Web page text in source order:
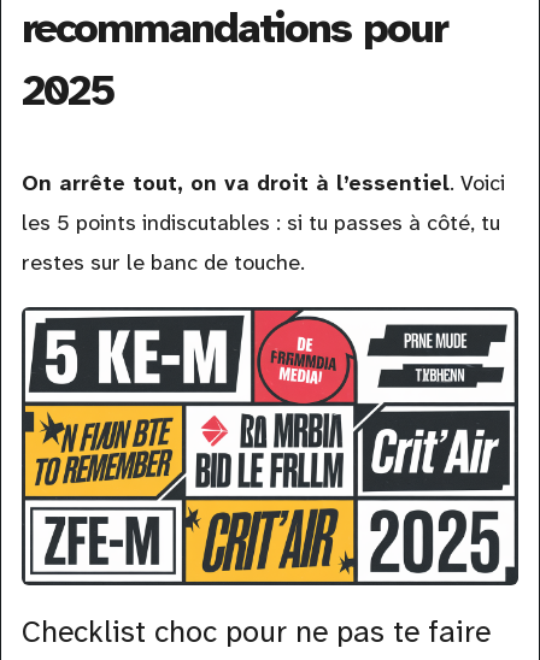
recommandations pour
2025
On arrête tout, on va droit à l’essentiel. Voici
les 5 points indiscutables : si tu passes à côté, tu
restes sur le banc de touche.
Checklist choc pour ne pas te faire